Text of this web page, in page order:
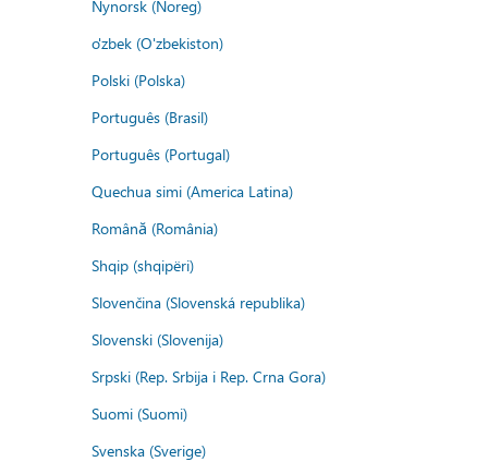
Nynorsk (Noreg)
o'zbek (O'zbekiston)
Polski (Polska)
Português (Brasil)
Português (Portugal)
Quechua simi (America Latina)
Română (România)
Shqip (shqipëri)
Slovenčina (Slovenská republika)
Slovenski (Slovenija)
Srpski (Rep. Srbija i Rep. Crna Gora)
Suomi (Suomi)
Svenska (Sverige)